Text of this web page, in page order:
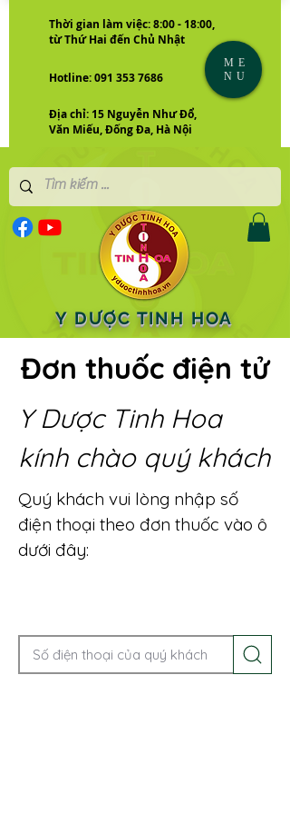
Thời gian làm việc: 8:00 - 18:00,
từ Thứ Hai đến Chủ Nhật
Hotline: 091 353 7686
Địa chỉ: 15 Nguyễn Như Đổ,
Văn Miếu, Đống Đa, Hà Nội
Y DƯỢC TINH HOA
ME
NU
Đơn thuốc điện tử
Y Dược Tinh Hoa
kính chào quý khách
Quý khách vui lòng nhập số
điện thoại theo đơn thuốc vào ô
dưới đây: